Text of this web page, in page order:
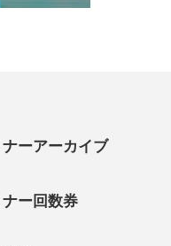
ナーアーカイブ
ナー回数券